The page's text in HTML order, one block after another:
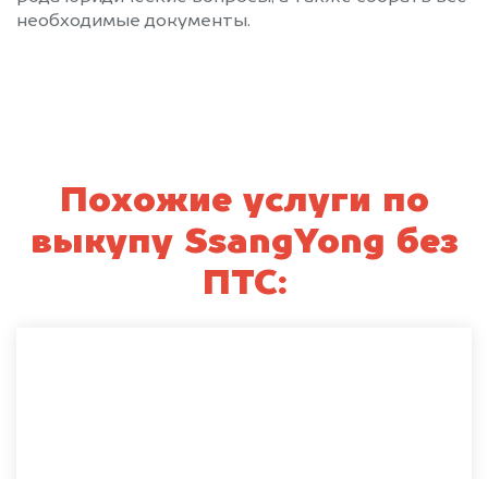
необходимые документы.
Похожие услуги по
выкупу SsangYong без
ПТС: